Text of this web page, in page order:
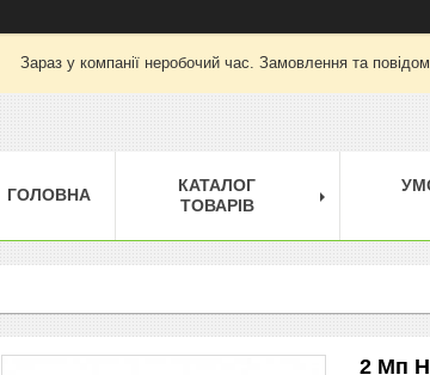
Зараз у компанії неробочий час. Замовлення та
ГОЛОВНА
КАТАЛОГ
ТОВАРІВ
2 Мп